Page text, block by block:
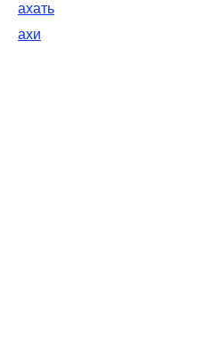
ахать
ахи